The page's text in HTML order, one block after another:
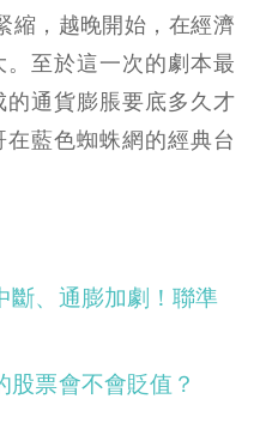
縮，越晚開始，在經濟
至於這一次的劇本最
通貨膨脹要底多久才
藍色蜘蛛網的經典台
斷、通膨加劇！聯準
股票會不會貶值？